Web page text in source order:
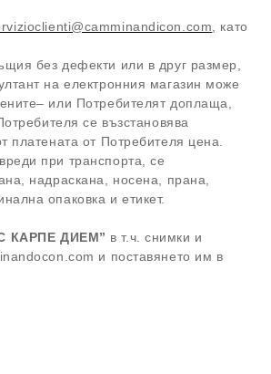
, като
без дефекти или в друг размер,
на електронния магазин може
или Потребителят доплаща,
се възстановява
платената от Потребителя цена.
при транспорта, се
надраскана, носена, прана,
опаковка и етикет.
КАРПЕ ДИЕМ” в т.ч. снимки и
и поставянето им в